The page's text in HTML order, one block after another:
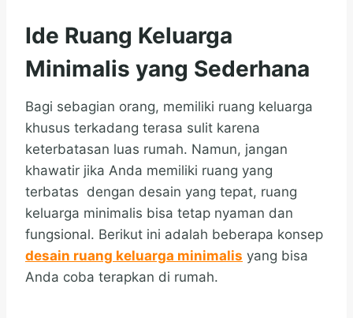
Ide Ruang Keluarga
Minimalis yang Sederhana
Bagi sebagian orang, memiliki ruang keluarga
khusus terkadang terasa sulit karena
keterbatasan luas rumah. Namun, jangan
khawatir jika Anda memiliki ruang yang
terbatas dengan desain yang tepat, ruang
keluarga minimalis bisa tetap nyaman dan
fungsional. Berikut ini adalah beberapa konsep
desain ruang keluarga minimalis yang bisa
Anda coba terapkan di rumah.